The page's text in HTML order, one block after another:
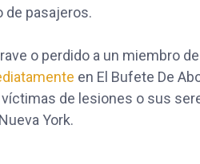
de pasajeros.
o perdido a un miembro
en El Bufete De
de lesiones o sus
York.